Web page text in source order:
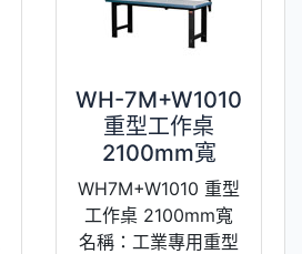
WH-7M+W1010
重型工作桌
2100mm寬
WH7M+W1010 重型
工作桌 2100mm寬
名稱：工業專用重型